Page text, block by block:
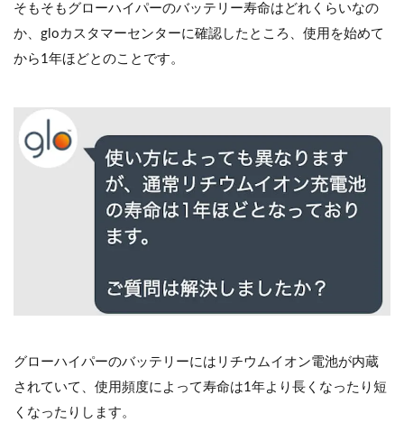
そもそもグローハイパーのバッテリー寿命はどれくらいなの
か、gloカスタマーセンターに確認したところ、使用を始めて
から1年ほどとのことです。
グローハイパーのバッテリーにはリチウムイオン電池が内蔵
されていて、使用頻度によって寿命は1年より長くなったり短
くなったりします。